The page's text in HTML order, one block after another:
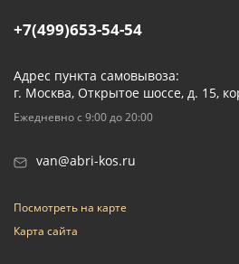
+7(499)653-54-54
Адрес пункта самовывоза:
г. Москва, Открытое шоссе, д. 15,
Ежедневно с 9:00 до 20:00
van@abri-kos.ru
Посмотреть на карте
Карта сайта